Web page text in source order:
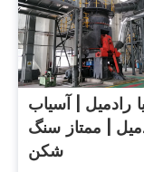
رادمیل | آسیاب
| ممتاز سنگ
شکن